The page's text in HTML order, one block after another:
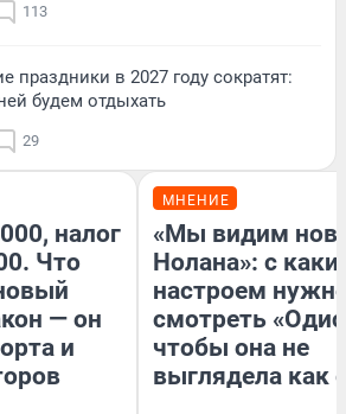
113
праздники в 2027 году сократят:
будем отдыхать
29
налог
Что
— он
и
МНЕНИЕ
«Мы видим
Нолана»: с
настроем
смотреть
чтобы она не
выглядела как